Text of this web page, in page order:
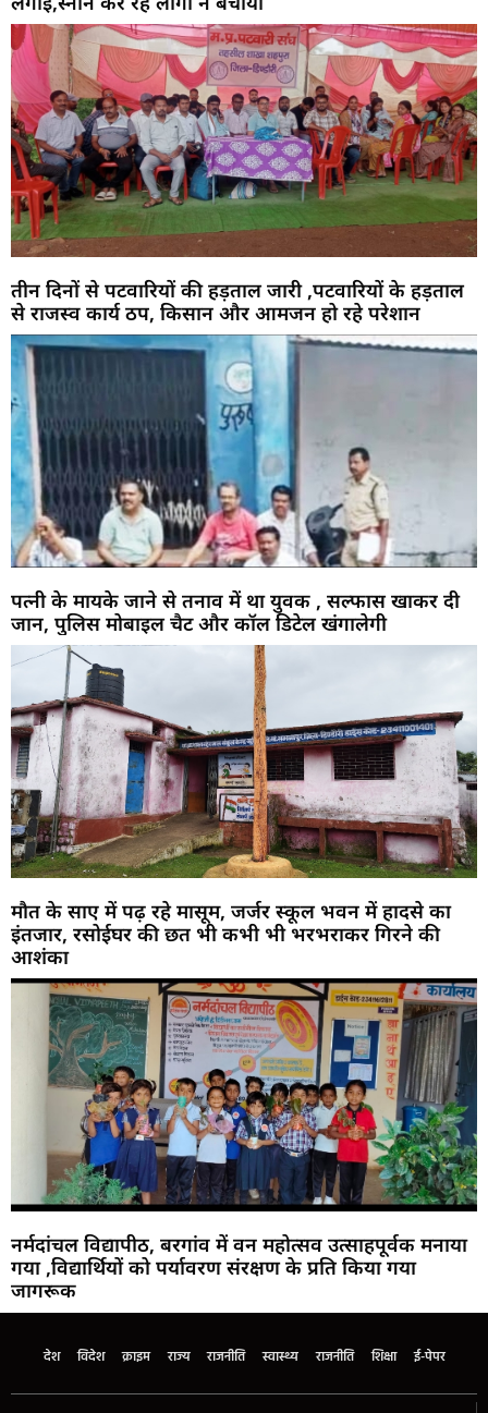
तीन दिनों से पटवारियों की हड़ताल जारी ,पटवारियों के हड़ताल
से राजस्व कार्य ठप, किसान और आमजन हो रहे परेशान
पत्नी के मायके जाने से तनाव में था युवक , सल्फास खाकर दी
जान, पुलिस मोबाइल चैट और कॉल डिटेल खंगालेगी
मौत के साए में पढ़ रहे मासूम, जर्जर स्कूल भवन में हादसे का
इंतजार, रसोईघर की छत भी कभी भी भरभराकर गिरने की
आशंका
नर्मदांचल विद्यापीठ, बरगांव में वन महोत्सव उत्साहपूर्वक मनाया
गया ,विद्यार्थियों को पर्यावरण संरक्षण के प्रति किया गया
जागरूक
देश विदेश क्राइम राज्य राजनीति स्वास्थ्य राजनीति शिक्षा ई-पेपर